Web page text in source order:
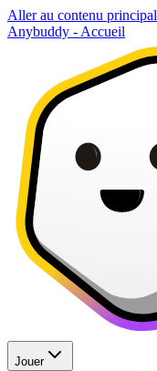
Aller au contenu principal
Anybuddy - Accueil
Jouer